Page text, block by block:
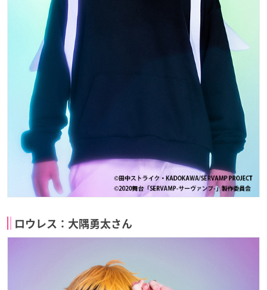
ロウレス：大隅勇太さん